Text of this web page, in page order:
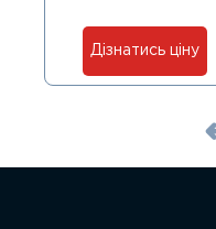
Дізнатись ціну